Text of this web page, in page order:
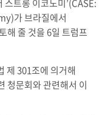
스트롱 이코노미’(CASE:
가 브라질에서
해 줄 것을 6일 트럼프
제 301조에 의거해
청문회와 관련해서 이